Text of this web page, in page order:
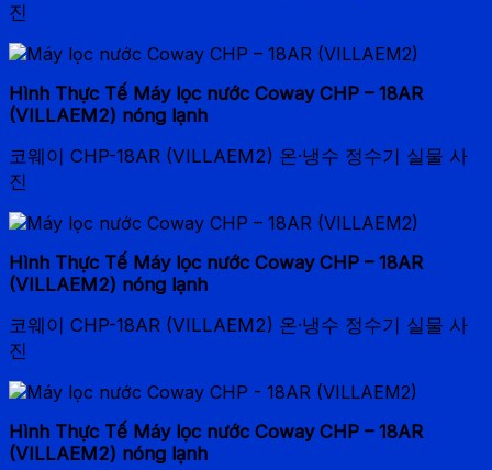
진
Hình Thực Tế Máy lọc nước Coway CHP – 18AR
(VILLAEM2) nóng lạnh
코웨이 CHP-18AR (VILLAEM2) 온·냉수 정수기 실물 사
진
Hình Thực Tế Máy lọc nước Coway CHP – 18AR
(VILLAEM2) nóng lạnh
코웨이 CHP-18AR (VILLAEM2) 온·냉수 정수기 실물 사
진
Hình Thực Tế Máy lọc nước Coway CHP – 18AR
(VILLAEM2) nóng lạnh